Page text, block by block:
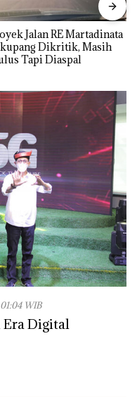
Jalan RE Martadinata
Dikritik, Masih
Tapi Diaspal
WIB
Era Digital